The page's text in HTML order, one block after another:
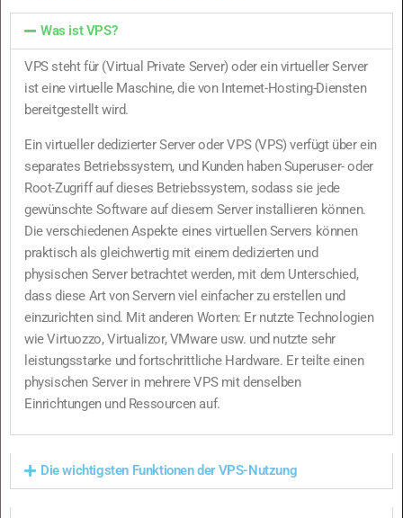
Was ist VPS?
VPS steht für (Virtual Private Server) oder ein virtueller Server
ist eine virtuelle Maschine, die von Internet-Hosting-Diensten
bereitgestellt wird.
Ein virtueller dedizierter Server oder VPS (VPS) verfügt über ein
separates Betriebssystem, und Kunden haben Superuser- oder
Root-Zugriff auf dieses Betriebssystem, sodass sie jede
gewünschte Software auf diesem Server installieren können.
Die verschiedenen Aspekte eines virtuellen Servers können
praktisch als gleichwertig mit einem dedizierten und
physischen Server betrachtet werden, mit dem Unterschied,
dass diese Art von Servern viel einfacher zu erstellen und
einzurichten sind. Mit anderen Worten: Er nutzte Technologien
wie Virtuozzo, Virtualizor, VMware usw. und nutzte sehr
leistungsstarke und fortschrittliche Hardware. Er teilte einen
physischen Server in mehrere VPS mit denselben
Einrichtungen und Ressourcen auf.
Die wichtigsten Funktionen der VPS-Nutzung